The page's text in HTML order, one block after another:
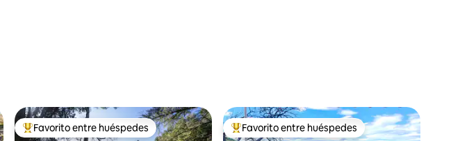
Favorito entre huéspedes preferido
Favorito entre huéspedes Favorito entre huéspedes preferido
Favorito entre huéspedes